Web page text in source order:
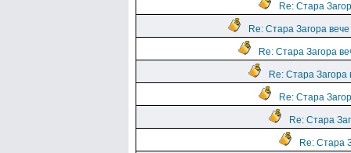
Re: Стара
Re: Стара Загора
Re: Стара Загора
Re: Стара Загора
Re: Стара
Re: Стара
Re: Стара